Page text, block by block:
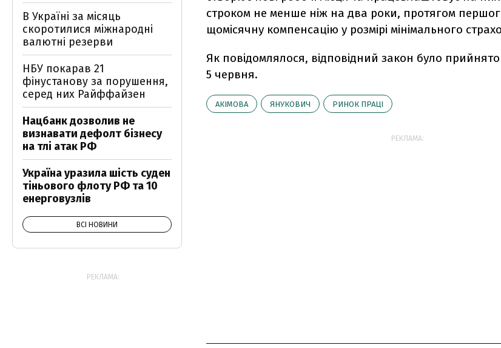
строком не менше ніж на два роки, протягом
щомісячну компенсацію у розмірі мінімального
Як повідомлялося, відповідний закон було
5 червня.
АКІМОВА ЯНУКОВИЧ РИНОК ПРАЦІ
РЕКЛАМА:
В Україні за місяць
скоротилися міжнародні
валютні резерви
НБУ покарав 21
фінустанову за порушення,
серед них Райффайзен
Нацбанк дозволив не
визнавати дефолт бізнесу
на тлі атак РФ
Україна уразила шість суден
тіньового флоту РФ та 10
енерговузлів
ВСІ НОВИНИ
РЕКЛАМА: